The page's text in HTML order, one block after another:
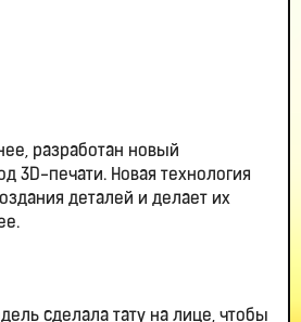
разработан новый
3D-печати. Новая технология
деталей и делает их
сделала тату на лице, чтобы